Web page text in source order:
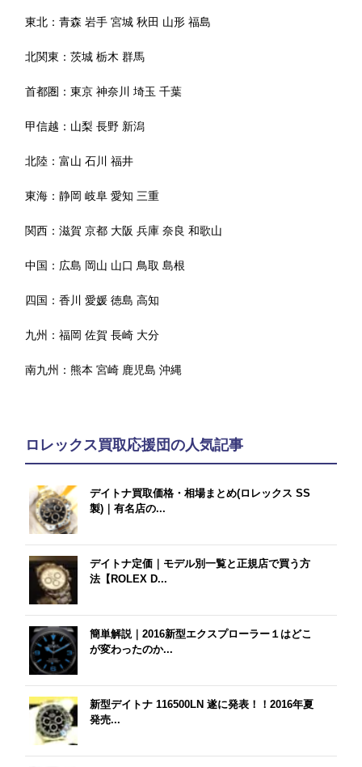
東北：青森 岩手 宮城 秋田 山形 福島
北関東：茨城 栃木 群馬
首都圏：東京 神奈川 埼玉 千葉
甲信越： 山梨 長野 新潟
北陸：富山 石川 福井
東海：静岡 岐阜 愛知 三重
関西：滋賀 京都 大阪 兵庫 奈良 和歌山
中国： 広島 岡山 山口 鳥取 島根
四国：香川 愛媛 徳島 高知
九州：福岡 佐賀 長崎 大分
南九州：熊本 宮崎 鹿児島 沖縄
ロレックス買取応援団の人気記事
デイトナ買取価格・相場まとめ(ロレックス SS
製)｜有名店の...
デイトナ定価｜モデル別一覧と正規店で買う方
法【ROLEX D...
簡単解説｜2016新型エクスプローラー１はどこ
が変わったのか...
新型デイトナ 116500LN 遂に発表！！2016年夏
発売...